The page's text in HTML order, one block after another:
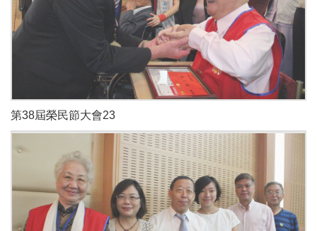
第38屆榮民節大會23